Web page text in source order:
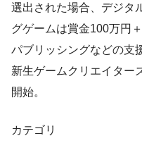
選出された場合、デジタ
グゲームは賞金100万円
パブリッシングなどの支
新生ゲームクリエイター
開始。
カテゴリ